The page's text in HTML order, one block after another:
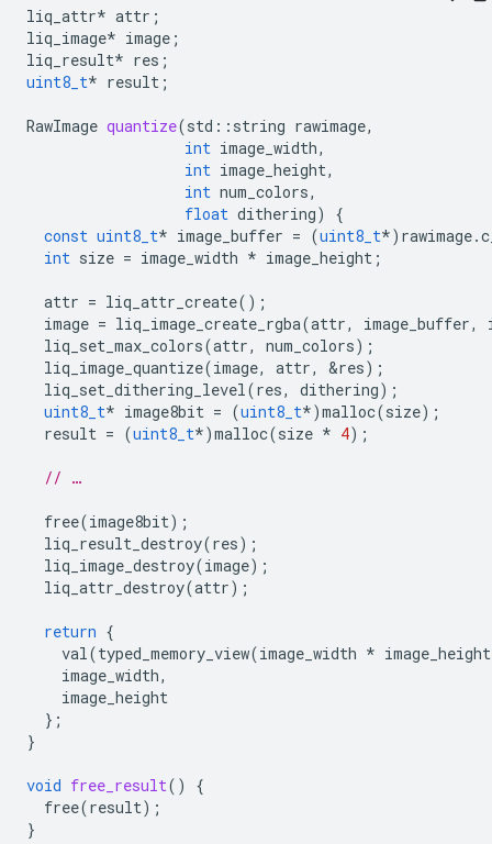
liq_attr* attr ;
liq_image* image ;
liq_result* res ;
uint8_t* result ;
RawImage quantize(std :: string rawimage,
int image_width,
int image_height,
int num_colors,
float dithering)
{
const uint8_t* image_buffer = (uint8_t*) rawimage.
int size = image_width * image_height ;
attr = liq_attr_create();
image = liq_image_create_rgba(attr, image_buffer,
liq_set_max_colors(attr, num_colors);
liq_image_quantize(image, attr, &res);
liq_set_dithering_level(res, dithering);
uint8_t* image8bit = (uint8_t*)malloc(size);
result = (uint8_t*)malloc(size * 4);
// …
free(image8bit);
liq_result_destroy(res);
liq_image_destroy(image);
liq_attr_destroy(attr);
return {
val(typed_memory_view(image_width * image_height
image_width,
image_height
};
}
void free_result()
{
free(result);
}